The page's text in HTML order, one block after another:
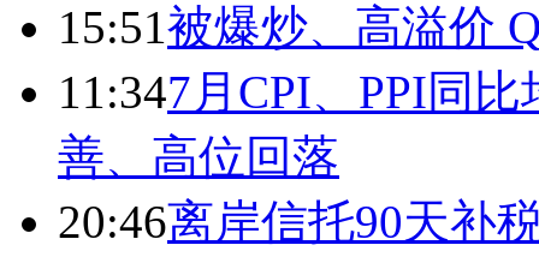
15:51被爆炒、高溢价
11:347月CPI、PPI同
善、高位回落
20:46离岸信托90天补